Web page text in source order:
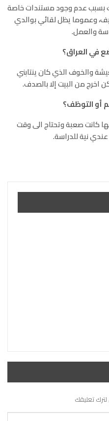
بسبب عدم وجود مستندات خاصة
وعموما يظل لقائي بوالدي
والعمل.
في العراق؟
والخوف الذي كان ينتابني
اخرج من البيت إلا بالصدف.
أو التوظف؟
كانت صعبة وتحتاج الى وقت
نية للدراسة.
تعليقك